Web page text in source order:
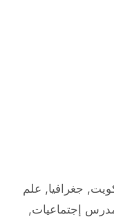
, جغرافيا, علم
إجتماعيات,